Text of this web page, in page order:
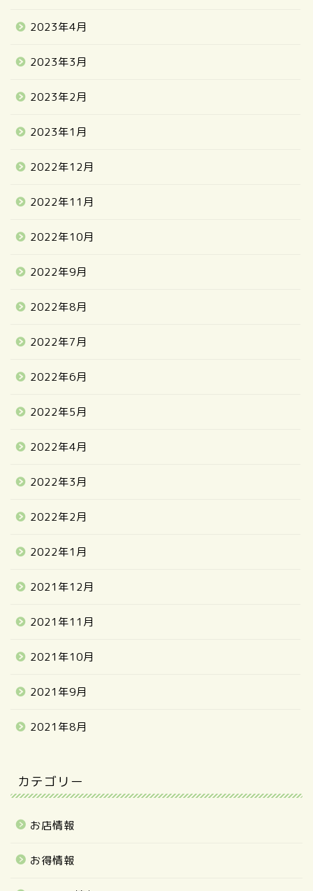
2023年4月
2023年3月
2023年2月
2023年1月
2022年12月
2022年11月
2022年10月
2022年9月
2022年8月
2022年7月
2022年6月
2022年5月
2022年4月
2022年3月
2022年2月
2022年1月
2021年12月
2021年11月
2021年10月
2021年9月
2021年8月
カテゴリー
お店情報
お得情報